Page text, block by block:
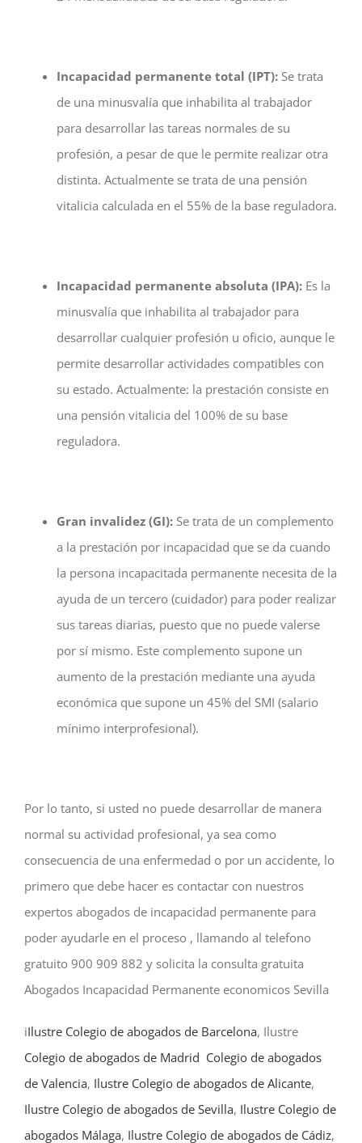
Incapacidad permanente total (IPT):Se trata
de una minusvalía que inhabilita al trabajador
para desarrollar las tareas normales de su
profesión, a pesar de que le permite realizar otra
distinta. Actualmente se trata de una pensión
vitalicia calculada en el 55% de la base reguladora.
Incapacidad permanente absoluta (IPA):Es la
minusvalía que inhabilita al trabajador para
desarrollar cualquier profesión u oficio, aunque le
permite desarrollar actividades compatibles con
su estado. Actualmente: la prestación consiste en
una pensión vitalicia del 100% de su base
reguladora.
Gran invalidez (GI):Se trata de un complemento
a la prestación por incapacidad que se da cuando
la persona incapacitada permanente necesita de la
ayuda de un tercero (cuidador) para poder realizar
sus tareas diarias, puesto que no puede valerse
por sí mismo. Este complemento supone un
aumento de la prestación mediante una ayuda
económica que supone un 45% del SMI (salario
mínimo interprofesional).
Por lo tanto, si usted no puede desarrollar de manera
normal su actividad profesional, ya sea como
consecuencia de una enfermedad o por un accidente, lo
primero que debe hacer es contactar con nuestros
expertos abogados de incapacidad permanente para
poder ayudarle en el proceso , llamando al telefono
gratuito 900 909 882 y solicita la consulta gratuita
Abogados Incapacidad Permanente economicos Sevilla
iIlustre Colegio de abogados de Barcelona, Ilustre
Colegio de abogados de Madrid Colegio de abogados
de Valencia, Ilustre Colegio de abogados de Alicante,
Ilustre Colegio de abogados de Sevilla, Ilustre Colegio de
abogados Málaga, Ilustre Colegio de abogados de Cádiz,